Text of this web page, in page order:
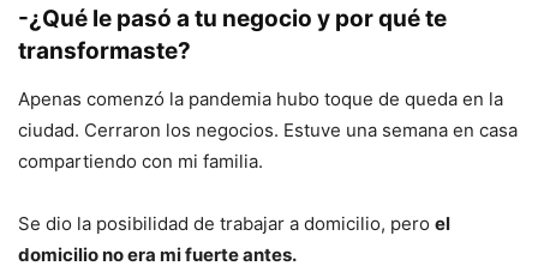
-¿Qué le pasó a tu negocio y por qué te
transformaste?
Apenas comenzó la pandemia hubo toque de queda en la
ciudad. Cerraron los negocios. Estuve una semana en casa
compartiendo con mi familia.
Se dio la posibilidad de trabajar a domicilio, pero el
domicilio no era mi fuerte antes.